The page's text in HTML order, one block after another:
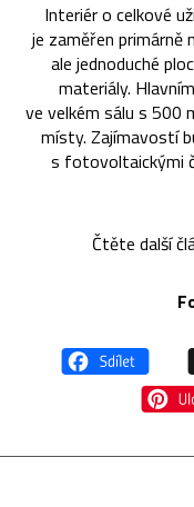
Interiér o celkové
je zaměřen primárně
ale jednoduché
materiály.
ve velkém sálu s 500
místy. Zajímavostí
s fotovoltaickými
Čtěte další